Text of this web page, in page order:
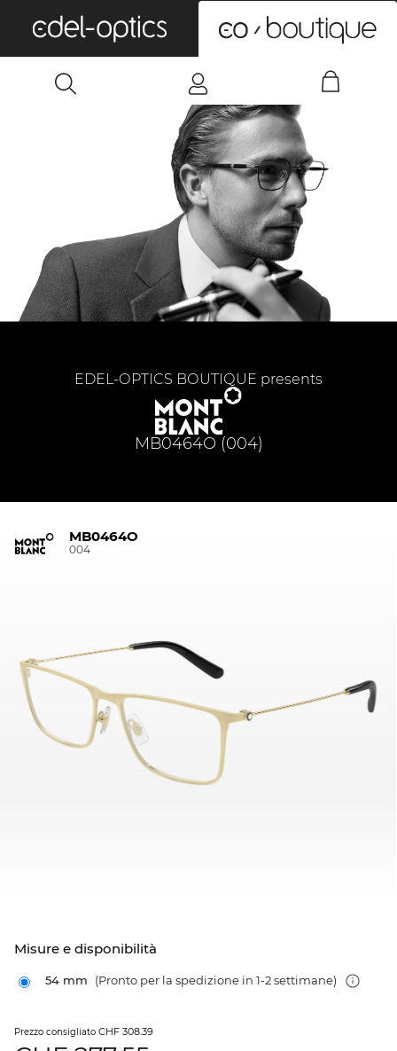
MB0464O (004)
EDEL-OPTICS BOUTIQUE presents
MB0464O
004
Misure e disponibilità
54 mm (Pronto per la spedizione in 1-2 settimane)
Prezzo consigliato CHF 308.39